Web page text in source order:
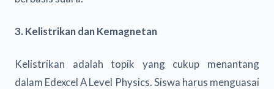
3. Kelistrikan dan Kemagnetan
Kelistrikan adalah topik yang cukup menantang
dalam Edexcel A Level Physics. Siswa harus menguasai